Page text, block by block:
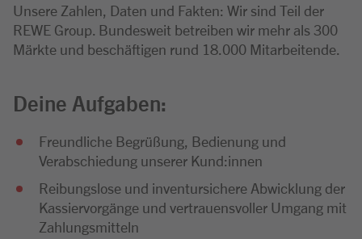
Unsere Zahlen, Daten und Fakten: Wir sind Teil der
REWE Group. Bundesweit betreiben wir mehr als 300
Märkte und beschäftigen rund 18.000 Mitarbeitende.
Deine Aufgaben:
Freundliche Begrüßung, Bedienung und
Verabschiedung unserer Kund:innen
Reibungslose und inventursichere Abwicklung der
Kassiervorgänge und vertrauensvoller Umgang mit
Zahlungsmitteln